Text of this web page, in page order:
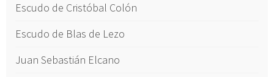
Escudo de Cristóbal Colón
Escudo de Blas de Lezo
Juan Sebastián Elcano